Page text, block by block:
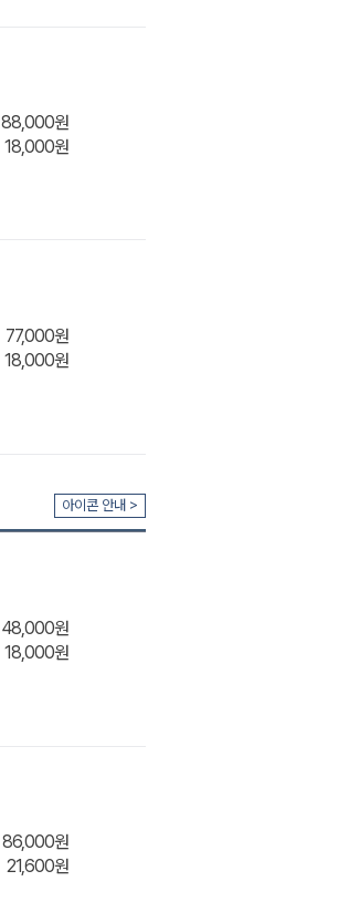
88,000원
18,000원
77,000원
18,000원
아이콘 안내 >
48,000원
18,000원
86,000원
21,600원